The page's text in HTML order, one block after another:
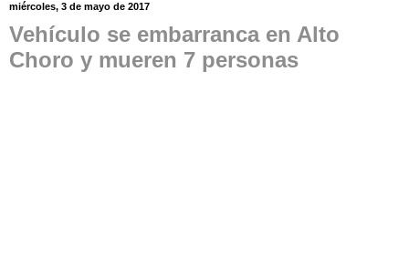
miércoles, 3 de mayo de 2017
Vehículo se embarranca en Alto
Choro y mueren 7 personas